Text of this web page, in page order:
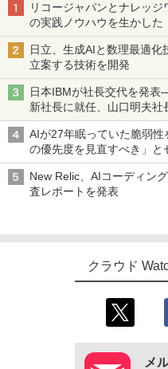
リコージャパンとナレッ
の実践ノウハウを生かし
日立、生成AIと数理最適
立案する技術を開発
日本IBMが社長交代を発
新社長に就任、山口明夫社
AIが27年眠っていた脆弱
の優先度を見直すべき」と
New Relic、AIコーディン
査レポートを発表
クラウド
メ